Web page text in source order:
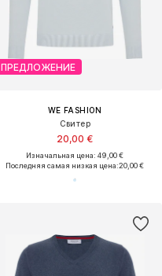
ПРЕДЛОЖЕНИЕ
WE FASHION
Свитер
20,00 €
Изначальная цена: 49,00 €
Последняя самая низкая цена:20,00 €